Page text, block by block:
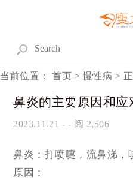
当前位置： 首页 >慢性病 >
鼻炎的主要原因和应
2023.11.21 - - 阅 2,506
鼻炎：打喷嚏，流鼻涕，
原因：